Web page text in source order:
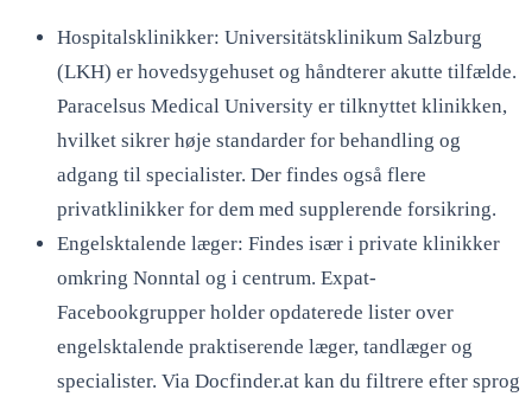
Hospitalsklinikker: Universitätsklinikum Salzburg
(LKH) er hovedsygehuset og håndterer akutte tilfælde.
Paracelsus Medical University er tilknyttet klinikken,
hvilket sikrer høje standarder for behandling og
adgang til specialister. Der findes også flere
privatklinikker for dem med supplerende forsikring.
Engelsktalende læger: Findes især i private klinikker
omkring Nonntal og i centrum. Expat-
Facebookgrupper holder opdaterede lister over
engelsktalende praktiserende læger, tandlæger og
specialister. Via Docfinder.at kan du filtrere efter sprog